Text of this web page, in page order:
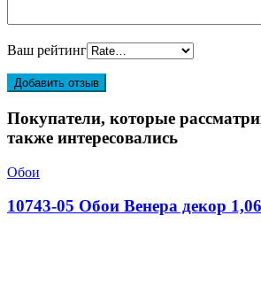
Ваш рейтинг
Покупатели, которые
также интересовались
Обои
10743-05 Обои Венера декор